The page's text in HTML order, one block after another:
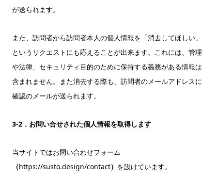
が送られます。
また、訪問者から訪問者本人の個人情報を「消去してほしい」
というリクエストにも応えることが出来ます。これには、管理
や法律、セキュリティ目的のために保持する義務がある情報は
含まれません。また消去する際も、訪問者のメールアドレスに
確認のメールが送られます。
3-2．お問い合せされた個人情報を取得します
当サイトではお問い合わせフォーム
（https://susto.design/contact） を設けています。